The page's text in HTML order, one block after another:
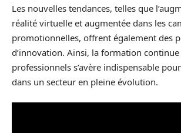
Les nouvelles tendances, telles que
réalité virtuelle et augmentée dans les
promotionnelles, offrent également des
d’innovation. Ainsi, la formation continue
professionnels s’avère indispensable
dans un secteur en pleine évolution.